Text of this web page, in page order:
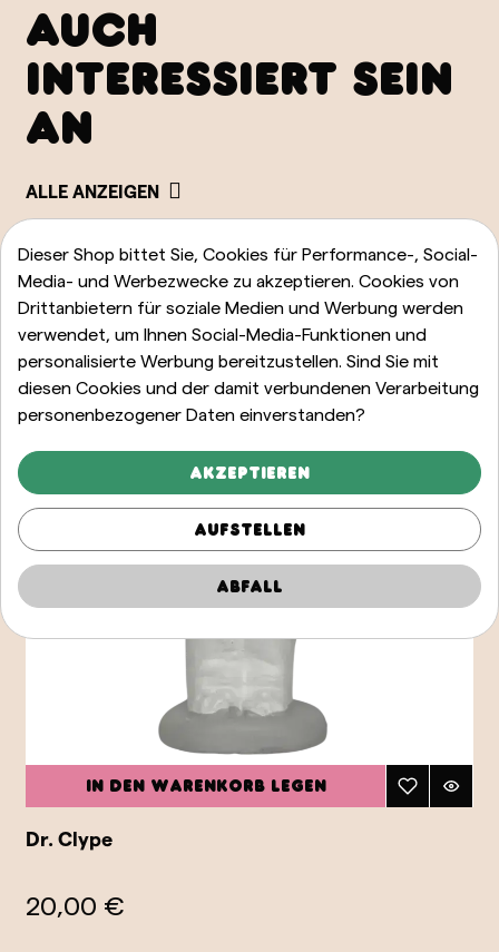
AUCH
INTERESSIERT SEIN
AN
ALLE ANZEIGEN
In den Warenkorb legen
Dr. Clype
20,00 €
Dieser Shop bittet Sie, Cookies für Performance-, Social-
Media- und Werbezwecke zu akzeptieren. Cookies von
Drittanbietern für soziale Medien und Werbung werden
verwendet, um Ihnen Social-Media-Funktionen und
personalisierte Werbung bereitzustellen. Sind Sie mit
diesen Cookies und der damit verbundenen Verarbeitung
personenbezogener Daten einverstanden?
Akzeptieren
Aufstellen
Abfall